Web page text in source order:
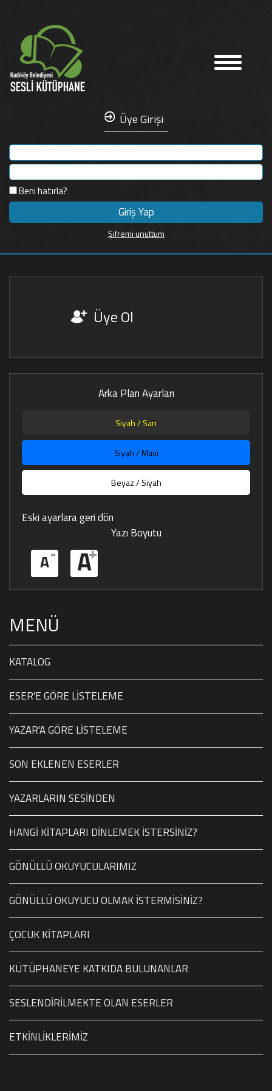
Üye Girişi
Beni hatırla?
Şifremi unuttum
Üye Ol
Arka Plan Ayarları
Siyah / Sarı
Siyah / Mavi
Beyaz / Siyah
Eski ayarlara geri dön
Yazı Boyutu
A- A+
MENÜ
KATALOG
ESER'E GÖRE LİSTELEME
YAZAR'A GÖRE LİSTELEME
SON EKLENEN ESERLER
YAZARLARIN SESİNDEN
HANGİ KİTAPLARI DİNLEMEK İSTERSİNİZ?
GÖNÜLLÜ OKUYUCULARIMIZ
GÖNÜLLÜ OKUYUCU OLMAK İSTERMİSİNİZ?
ÇOCUK KİTAPLARI
KÜTÜPHANEYE KATKIDA BULUNANLAR
SESLENDİRİLMEKTE OLAN ESERLER
ETKİNLİKLERİMİZ